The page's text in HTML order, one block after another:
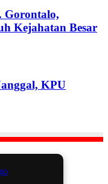
Gorontalo,
Kejahatan Besar
KPU